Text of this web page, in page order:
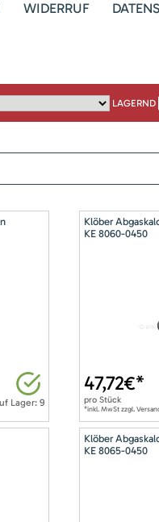
WIDERRUF
LAGERND
Lager: 9
Klöber
KE 8060-0450
47,72€*
pro Stück
*inkl. MwSt zzgl.
Klöber
KE 8065-0450